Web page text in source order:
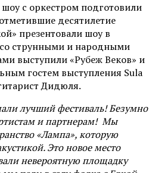
с оркестром подготовили
десятилетие
презентовали шоу в
струнными и народными
выступили «Рубеж Веков» и
гостем выступления Sula
Дидюля.
лучший фестиваль! Безумно
и партнерам! Мы
«Лампа», которую
Это новое место
невероятную площадку